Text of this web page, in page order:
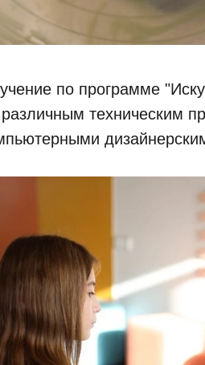
по программе
техническим